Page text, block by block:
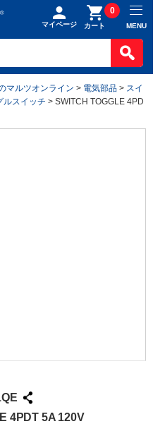
マイページ カート
0
MENU
マルツオンライン > 電気部品 > スイ
ルスイッチ > SWITCH TOGGLE 4PD
4PDT 5A 120V